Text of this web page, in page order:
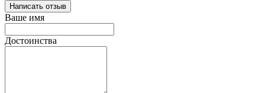
Написать отзыв
Ваше имя
Достоинства